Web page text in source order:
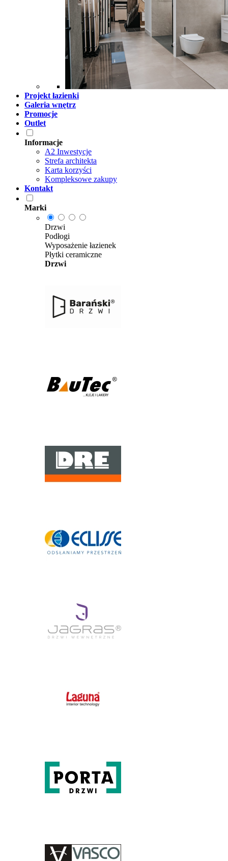
Projekt łazienki
Galeria wnętrz
Promocje
Outlet
Informacje
A2 Inwestycje
Strefa architekta
Karta korzyści
Kompleksowe zakupy
Kontakt
Marki
Drzwi
Podłogi
Wyposażenie łazienek
Płytki ceramiczne
Drzwi